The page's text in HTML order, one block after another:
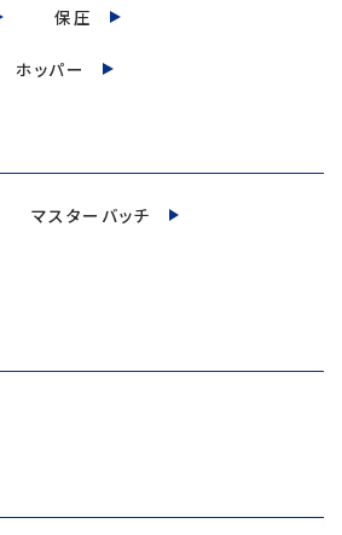
保圧
ホッパー
マスターバッチ